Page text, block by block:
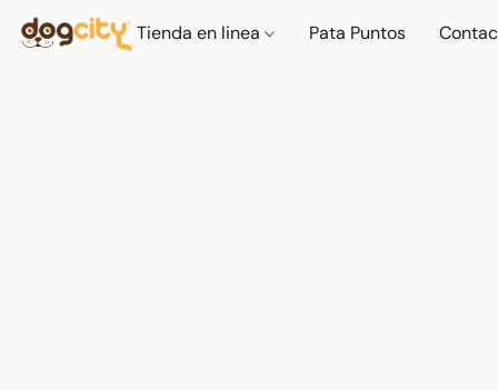
Tienda en linea Pata Puntos